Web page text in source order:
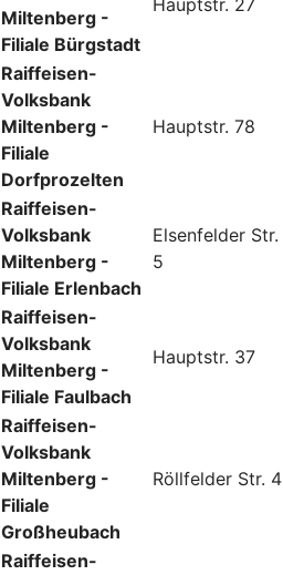
Miltenberg -
Filiale Bürgstadt
Hauptstr. 27
Raiffeisen-
Volksbank
Miltenberg -
Filiale
Dorfprozelten
Hauptstr. 78
Raiffeisen-
Volksbank
Miltenberg -
Filiale Erlenbach
Elsenfelder Str.
5
Raiffeisen-
Volksbank
Miltenberg -
Filiale Faulbach
Hauptstr. 37
Raiffeisen-
Volksbank
Miltenberg -
Filiale
Großheubach
Röllfelder Str. 4
Raiffeisen-